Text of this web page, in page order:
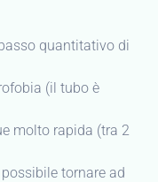
quantitativo di
(il tubo è
molto rapida (tra 2
tornare ad